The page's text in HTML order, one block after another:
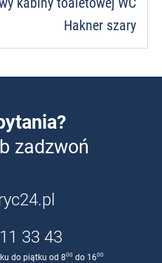
Hakner szary
zadzwoń
33 43
do piątku od 800 do 1600